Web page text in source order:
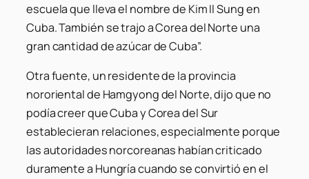
escuela que lleva el nombre de Kim Il Sung en
Cuba. También se trajo a Corea del Norte una
gran cantidad de azúcar de Cuba”.
Otra fuente, un residente de la provincia
nororiental de Hamgyong del Norte, dijo que no
podía creer que Cuba y Corea del Sur
establecieran relaciones, especialmente porque
las autoridades norcoreanas habían criticado
duramente a Hungría cuando se convirtió en el